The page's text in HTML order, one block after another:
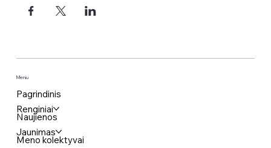
Meniu
Pagrindinis
Renginiai
Naujienos
Jaunimas
Meno kolektyvai